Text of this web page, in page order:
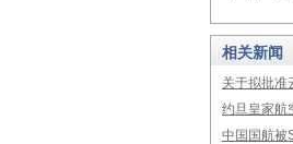
相关新闻
关于拟批准
约旦皇家航
中国国航被